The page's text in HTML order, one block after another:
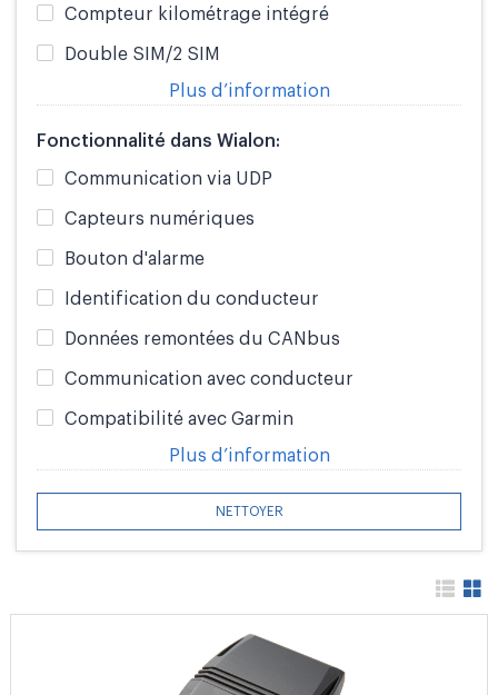
Compteur kilométrage intégré
Double SIM/2 SIM
Plus d’information
Fonctionnalité dans Wialon:
Communication via UDP
Capteurs numériques
Bouton d'alarme
Identification du conducteur
Données remontées du CANbus
Communication avec conducteur
Compatibilité avec Garmin
Plus d’information
NETTOYER